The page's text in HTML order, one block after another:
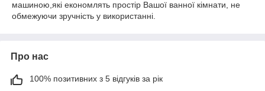
машиною,які економлять простір Вашої ванної кімнати, не
обмежуючи зручність у використанні.
Про нас
100% позитивних з 5 відгуків за рік